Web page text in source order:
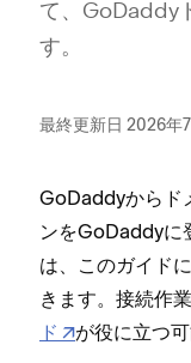
て⁠、GoDaddy
す⁠。
最終更新日 2026年
GoDaddyからド
ンをGoDaddyに
は⁠、このガイド
きます⁠。接続作
ド
が役に立つ